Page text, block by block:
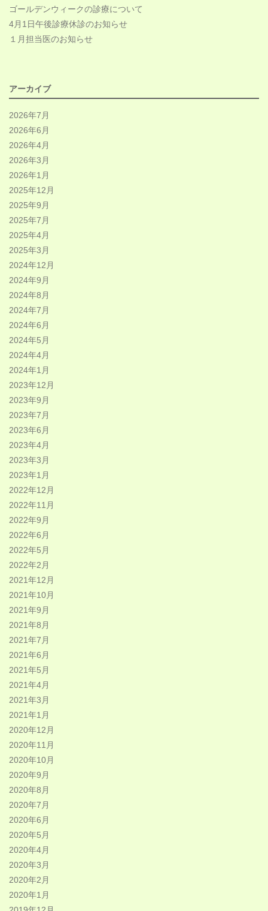
ゴールデンウィークの診療について
4月1日午後診療休診のお知らせ
１月担当医のお知らせ
アーカイブ
2026年7月
2026年6月
2026年4月
2026年3月
2026年1月
2025年12月
2025年9月
2025年7月
2025年4月
2025年3月
2024年12月
2024年9月
2024年8月
2024年7月
2024年6月
2024年5月
2024年4月
2024年1月
2023年12月
2023年9月
2023年7月
2023年6月
2023年4月
2023年3月
2023年1月
2022年12月
2022年11月
2022年9月
2022年6月
2022年5月
2022年2月
2021年12月
2021年10月
2021年9月
2021年8月
2021年7月
2021年6月
2021年5月
2021年4月
2021年3月
2021年1月
2020年12月
2020年11月
2020年10月
2020年9月
2020年8月
2020年7月
2020年6月
2020年5月
2020年4月
2020年3月
2020年2月
2020年1月